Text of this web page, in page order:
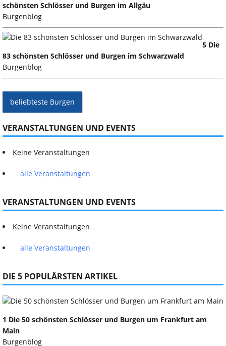
schönsten Schlösser und Burgen im Allgäu
Burgenblog
5 Die
83 schönsten Schlösser und Burgen im Schwarzwald
Burgenblog
beliebteste Burgen
VERANSTALTUNGEN UND EVENTS
Keine Veranstaltungen
alle Veranstaltungen
VERANSTALTUNGEN UND EVENTS
Keine Veranstaltungen
alle Veranstaltungen
DIE 5 POPULÄRSTEN ARTIKEL
1 Die 50 schönsten Schlösser und Burgen um Frankfurt am
Main
Burgenblog